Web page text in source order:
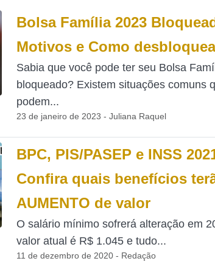
Bolsa Família 2023
Motivos e Como
Sabia que você pode ter seu Bolsa
bloqueado? Existem situações comuns
podem...
23 de janeiro de 2023 - Juliana Raquel
BPC, PIS/PASEP e INSS
Confira quais benefícios
AUMENTO de valor
O salário mínimo sofrerá alteração em
valor atual é R$ 1.045 e tudo...
11 de dezembro de 2020 - Redação